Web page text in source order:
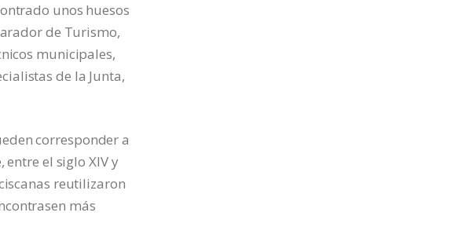
unos huesos
de Turismo,
municipales,
de la Junta,
corresponder a
el siglo XIV y
reutilizaron
más